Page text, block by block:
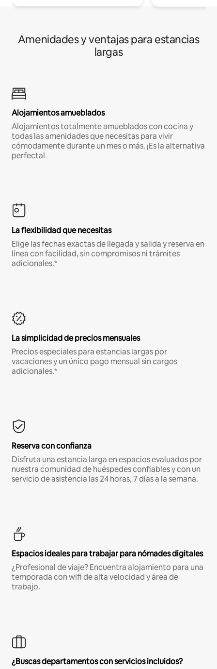
Amenidades y ventajas para estancias
largas
Alojamientos amueblados
Alojamientos totalmente amueblados con cocina y
todas las amenidades que necesitas para vivir
cómodamente durante un mes o más. ¡Es la alternativa
perfecta!
La flexibilidad que necesitas
Elige las fechas exactas de llegada y salida y reserva en
línea con facilidad, sin compromisos ni trámites
adicionales.*
La simplicidad de precios mensuales
Precios especiales para estancias largas por
vacaciones y un único pago mensual sin cargos
adicionales.*
Reserva con confianza
Disfruta una estancia larga en espacios evaluados por
nuestra comunidad de huéspedes confiables y con un
servicio de asistencia las 24 horas, 7 días a la semana.
Espacios ideales para trabajar para nómades digitales
¿Profesional de viaje? Encuentra alojamiento para una
temporada con wifi de alta velocidad y área de
trabajo.
¿Buscas departamentos con servicios incluidos?